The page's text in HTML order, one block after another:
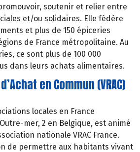
soutenir et relier entre
et/ou solidaires. Elle fédère
et plus de 150 épiceries
de France métropolitaine. Au
ce sont plus de 100 000
dans leurs achats alimentaires.
en Commun (VRAC)
locales en France
mer, 2 en Belgique, est animé
nationale VRAC France.
de permettre aux habitants vivant